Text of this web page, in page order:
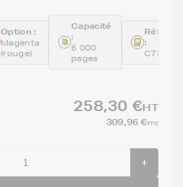
Option :
Magenta
(rouge)
Capacité
:
6 000
pages
:
258,30 €HT
309,96 €TTC
+